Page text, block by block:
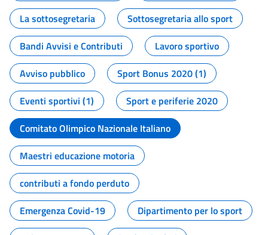
La sottosegretaria
Sottosegretaria allo sport
Bandi Avvisi e Contributi
Lavoro sportivo
Avviso pubblico
Sport Bonus 2020 (1)
Eventi sportivi (1)
Sport e periferie 2020
Comitato Olimpico Nazionale Italiano
Maestri educazione motoria
contributi a fondo perduto
Emergenza Covid-19
Dipartimento per lo sport